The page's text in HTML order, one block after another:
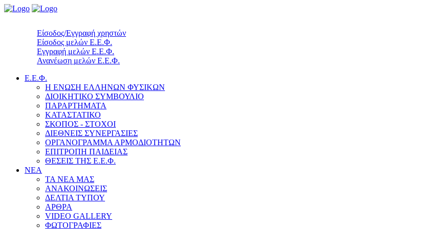
Είσοδος/Εγγραφή χρηστών
Είσοδος μελών Ε.Ε.Φ.
Εγγραφή μελών Ε.Ε.Φ.
Ανανέωση μελών Ε.Ε.Φ.
Ε.Ε.Φ.
Η ΕΝΩΣΗ ΕΛΛΗΝΩΝ ΦΥΣΙΚΩΝ
ΔΙΟΙΚΗΤΙΚΟ ΣΥΜΒΟΥΛΙΟ
ΠΑΡΑΡΤΗΜΑΤΑ
ΚΑΤΑΣΤΑΤΙΚΟ
ΣΚΟΠΟΣ - ΣΤΟΧΟΙ
ΔΙΕΘΝΕΙΣ ΣΥΝΕΡΓΑΣΙΕΣ
ΟΡΓΑΝΟΓΡΑΜΜΑ ΑΡΜΟΔΙΟΤΗΤΩΝ
ΕΠΙΤΡΟΠΗ ΠΑΙΔΕΙΑΣ
ΘΕΣΕΙΣ ΤΗΣ Ε.Ε.Φ.
ΝΕΑ
ΤΑ ΝΕΑ ΜΑΣ
ΑΝΑΚΟΙΝΩΣΕΙΣ
ΔΕΛΤΙΑ ΤΥΠΟΥ
ΑΡΘΡΑ
VIDEO GALLERY
ΦΩΤΟΓΡΑΦΙΕΣ